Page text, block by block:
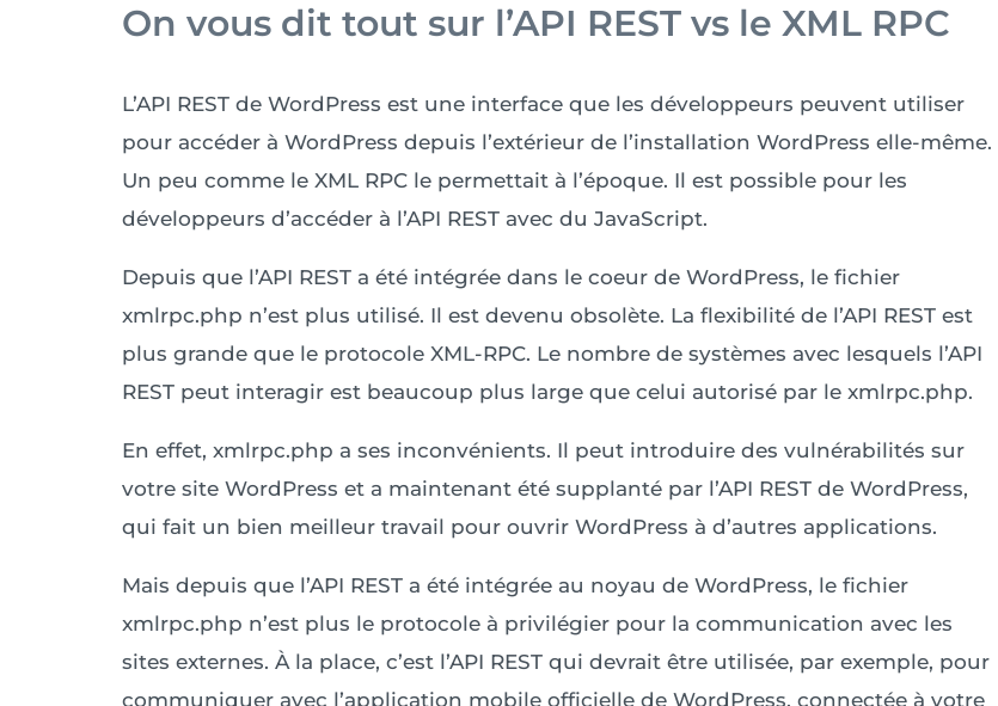
On vous dit tout sur l’API REST vs le XML RPC
L’API REST de WordPress est une interface que les développeurs peuvent utiliser
pour accéder à WordPress depuis l’extérieur de l’installation WordPress elle-même.
Un peu comme le XML RPC le permettait à l’époque. Il est possible pour les
développeurs d’accéder à l’API REST avec du JavaScript.
Depuis que l’API REST a été intégrée dans le coeur de WordPress, le fichier
xmlrpc.php n’est plus utilisé. Il est devenu obsolète. La flexibilité de l’API REST est
plus grande que le protocole XML-RPC. Le nombre de systèmes avec lesquels l’API
REST peut interagir est beaucoup plus large que celui autorisé par le xmlrpc.php.
En effet, xmlrpc.php a ses inconvénients. Il peut introduire des vulnérabilités sur
votre site WordPress et a maintenant été supplanté par l’API REST de WordPress,
qui fait un bien meilleur travail pour ouvrir WordPress à d’autres applications.
Mais depuis que l’API REST a été intégrée au noyau de WordPress, le fichier
xmlrpc.php n’est plus le protocole à privilégier pour la communication avec les
sites externes. À la place, c’est l’API REST qui devrait être utilisée, par exemple, pour
communiquer avec l’application mobile officielle de WordPress, connectée à votre